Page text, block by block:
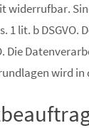
widerrufbar.
1 lit. b
Die
wird